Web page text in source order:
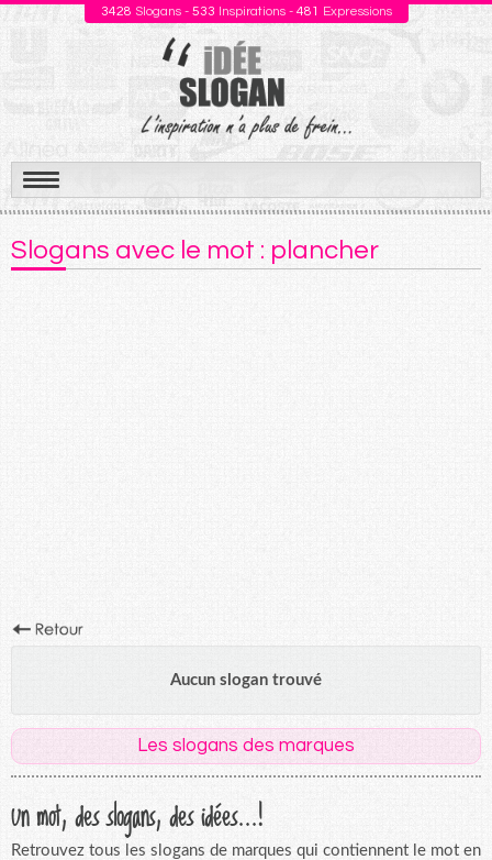
3428 Slogans - 533 Inspirations - 481 Expressions
Aller
au
contenu
Slogans avec le mot : plancher
Aucun slogan trouvé
Les slogans des marques
Un mot, des slogans, des idées...!
Retrouvez tous les slogans de marques qui contiennent le mot en